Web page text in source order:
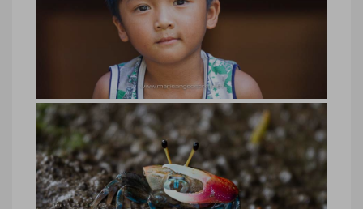
Malaisie, enfant Iban de Bornéo